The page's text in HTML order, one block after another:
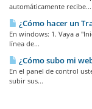
automáticamente recibe...
¿Cómo hacer un
En windows: 1. Vaya a
línea de...
¿Cómo subo mi
En el panel de control
subir sus...